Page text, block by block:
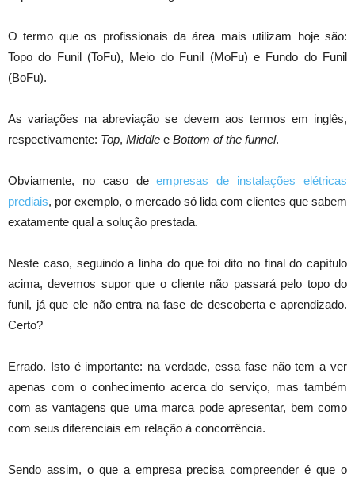
O termo que os profissionais da área mais utilizam hoje são:
Topo do Funil (ToFu), Meio do Funil (MoFu) e Fundo do Funil
(BoFu).
As variações na abreviação se devem aos termos em inglês,
respectivamente: Top, Middle e Bottom of the funnel.
Obviamente, no caso deempresas de instalações elétricas
prediais, por exemplo, o mercado só lida com clientes que sabem
exatamente qual a solução prestada.
Neste caso, seguindo a linha do que foi dito no final do capítulo
acima, devemos supor que o cliente não passará pelo topo do
funil, já que ele não entra na fase de descoberta e aprendizado.
Certo?
Errado. Isto é importante: na verdade, essa fase não tem a ver
apenas com o conhecimento acerca do serviço, mas também
com as vantagens que uma marca pode apresentar, bem como
com seus diferenciais em relação à concorrência.
Sendo assim, o que a empresa precisa compreender é que o